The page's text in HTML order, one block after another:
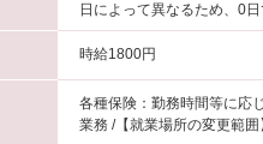
日によって異なるため、0
時給1800円
各種保険：勤務時間等に応
業務 /【就業場所の変更範